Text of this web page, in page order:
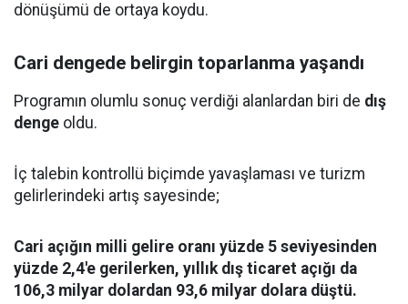
dönüşümü de ortaya koydu.
Cari dengede belirgin toparlanma yaşandı
Programın olumlu sonuç verdiği alanlardan biri de dış
denge oldu.
İç talebin kontrollü biçimde yavaşlaması ve turizm
gelirlerindeki artış sayesinde;
Cari açığın milli gelire oranı yüzde 5 seviyesinden
yüzde 2,4'e gerilerken, yıllık dış ticaret açığı da
106,3 milyar dolardan 93,6 milyar dolara düştü.